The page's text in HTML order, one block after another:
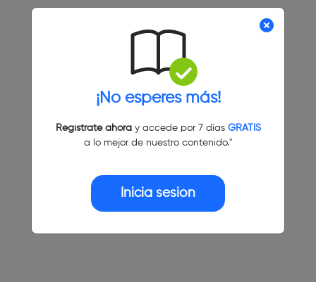
¡No esperes más!
Regístrate ahoray accede por 7 días GRATIS
a lo mejor de nuestro contenido."
Inicia sesión